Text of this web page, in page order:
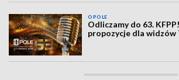
OPOLE
Odliczamy do 63.
propozycje dla widzów